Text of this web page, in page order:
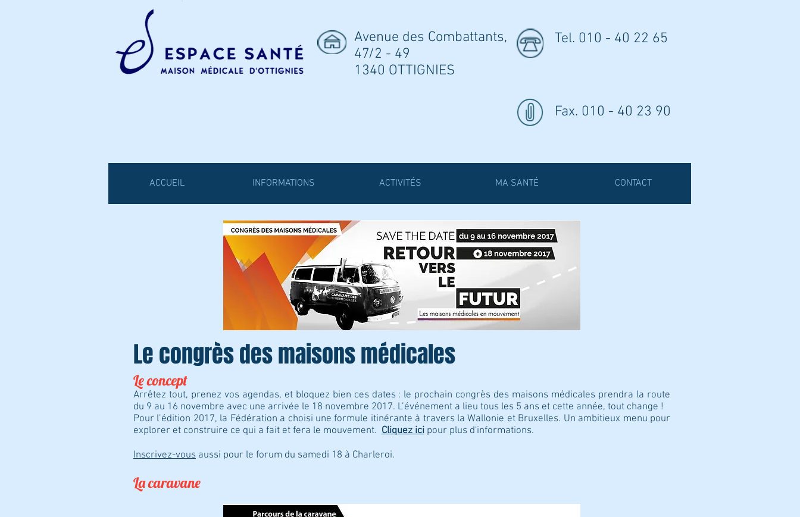
Avenue des Combattants,
47/2 - 49
1340 OTTIGNIES
Tel. 010 - 40 22 65
Fax. 010 - 40 23 90
ACCUEIL INFORMATIONS ACTIVITÉS MA SANTÉ CONTACT
Le congrès des maisons médicales
Le concept
Arrêtez tout, prenez vos agendas, et bloquez bien ces dates : le prochain congrès des maisons médicales prendra la route
du 9 au 16 novembre avec une arrivée le 18 novembre 2017. L’événement a lieu tous les 5 ans et cette année, tout change !
Pour l’édition 2017, la Fédération a choisi une formule itinérante à travers la Wallonie et Bruxelles. Un ambitieux menu pour
explorer et construire ce qui a fait et fera le mouvement. Cliquez ici pour plus d'informations.
Inscrivez-vous aussi pour le forum du samedi 18 à Charleroi.
La caravane